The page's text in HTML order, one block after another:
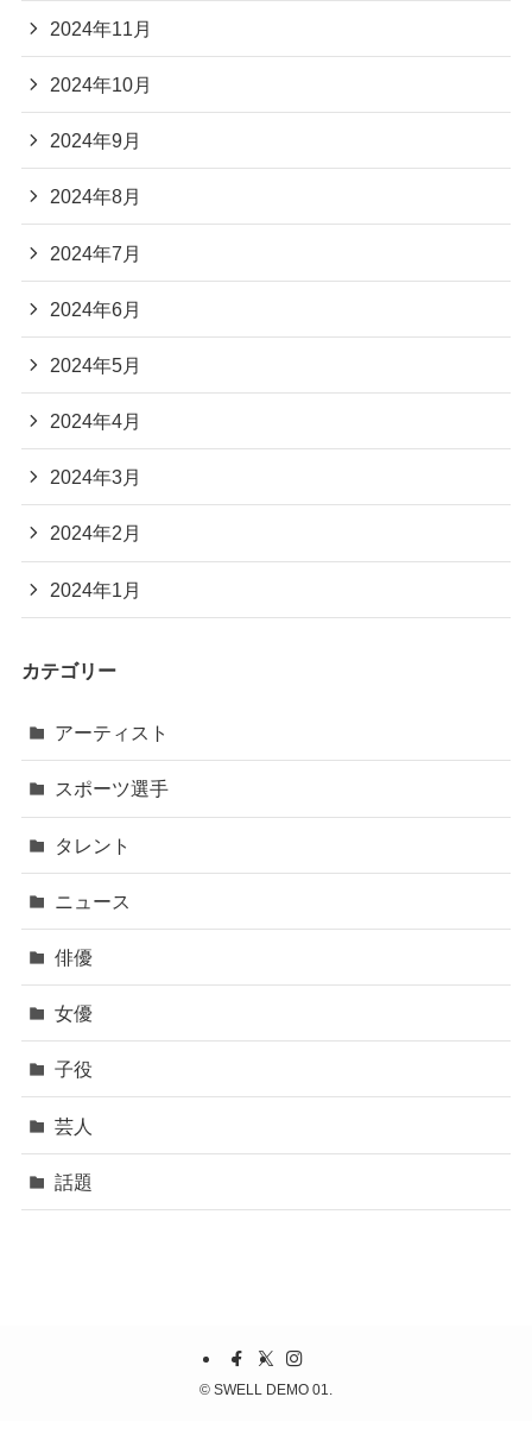
2024年11月
2024年10月
2024年9月
2024年8月
2024年7月
2024年6月
2024年5月
2024年4月
2024年3月
2024年2月
2024年1月
カテゴリー
アーティスト
スポーツ選手
タレント
ニュース
俳優
女優
子役
芸人
話題
© SWELL DEMO 01.